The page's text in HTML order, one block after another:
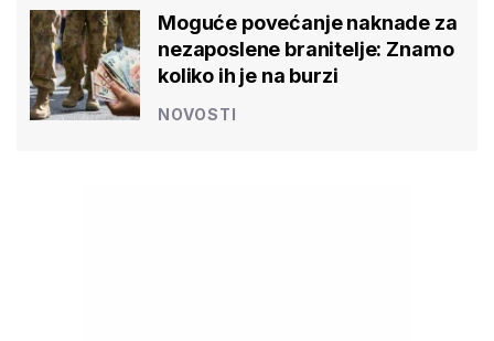
Moguće povećanje naknade za
nezaposlene branitelje: Znamo
koliko ih je na burzi
NOVOSTI